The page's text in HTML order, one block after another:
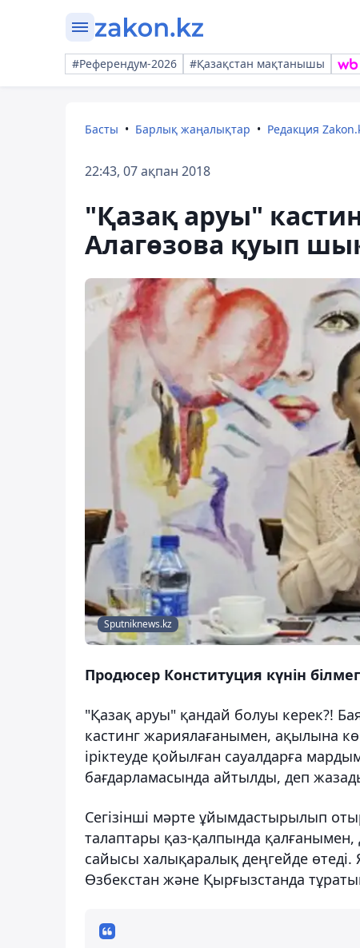
#Референдум-2026 #Қазақстан мақтанышы
Басты Барлық жаңалықтар Редакция
22:43, 07 ақпан 2018
"Қазақ аруы"
Алагөзова қуып
Sputniknews.kz
Продюсер Конституция күнін
"Қазақ аруы" қандай болуы керек?!
кастинг жариялағанымен, ақылына
іріктеуде қойылған сауалдарға
бағдарламасында айтылды, деп
Сегізінші мәрте ұйымдастырылып
талаптары қаз-қалпында
сайысы халықаралық деңгейде
Өзбекстан және Қырғызстанда